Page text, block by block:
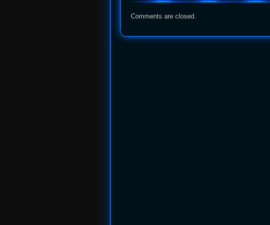
Comments are closed.